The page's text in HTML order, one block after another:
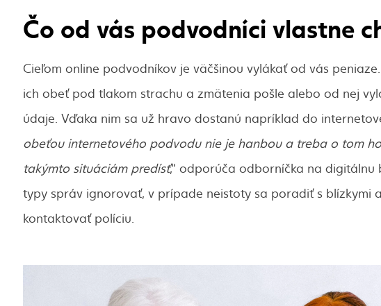
Čo od vás podvodníci vlastne
Cieľom online podvodníkov je väčšinou vylákať od vás
ich obeť pod tlakom strachu a zmätenia pošle alebo od nej
údaje. Vďaka nim sa už hravo dostanú napríklad do
obeťou internetového podvodu nie je hanbou a treba o tom
takýmto situáciám predísť,“ odporúča odborníčka na
typy správ ignorovať, v prípade neistoty sa poradiť s blízkymi
kontaktovať políciu.